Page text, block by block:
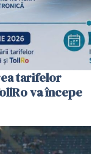
tarifelor
va începe